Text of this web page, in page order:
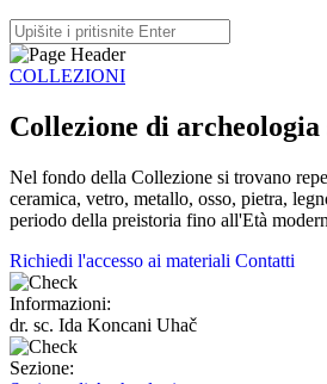
COLLEZIONI
Collezione di archeologia
Nel fondo della Collezione si trovano
ceramica, vetro, metallo, osso, pietra,
periodo della preistoria fino all'Età
Richiedi l'accesso ai materiali Contatti
Informazioni:
dr. sc. Ida Koncani Uhač
Sezione: